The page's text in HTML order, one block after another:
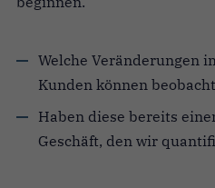
Welche Veränderungen
Kunden können
Haben diese bereits
Geschäft, den wir